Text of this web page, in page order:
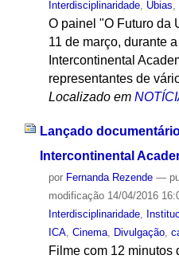
Interdisciplinaridade, Ubias,
O painel "O Futuro da
11 de março, durante
Intercontinental
representantes de
Localizado em
Lançado
Intercontinental
por Fernanda Rezende —
modificação14/04/2016
Interdisciplinaridade,
ICA, Cinema, Divulgação,
Filme com 12 minutos